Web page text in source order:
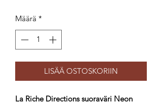
Määrä *
LISÄÄ OSTOSKORIIN
La Riche Directions suoraväri Neon